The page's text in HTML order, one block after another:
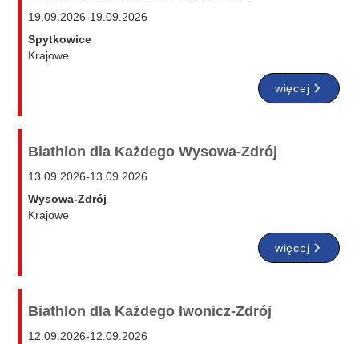
19.09.2026-19.09.2026
Spytkowice
Krajowe
więcej
Biathlon dla Każdego Wysowa-Zdrój
13.09.2026-13.09.2026
Wysowa-Zdrój
Krajowe
więcej
Biathlon dla Każdego Iwonicz-Zdrój
12.09.2026-12.09.2026